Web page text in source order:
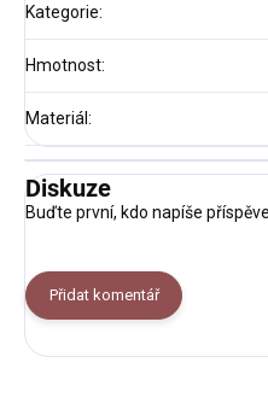
Kategorie:
Hmotnost:
Materiál :
Diskuze
Buďte první, kdo napíše
Přidat komentář